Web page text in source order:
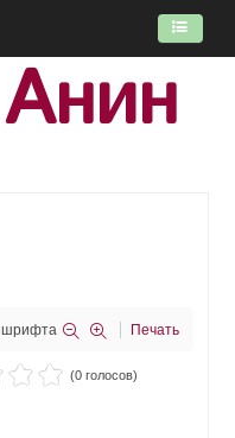
шрифта Печать
(0 голосов)